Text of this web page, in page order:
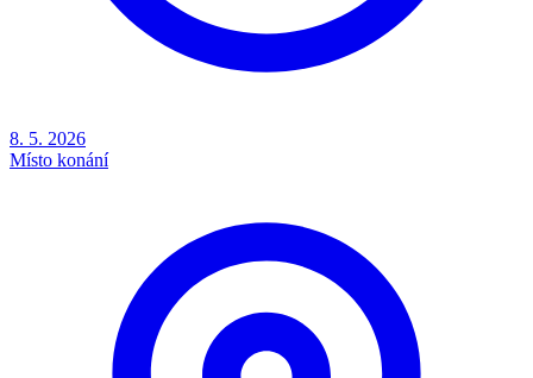
8. 5. 2026
Místo konání